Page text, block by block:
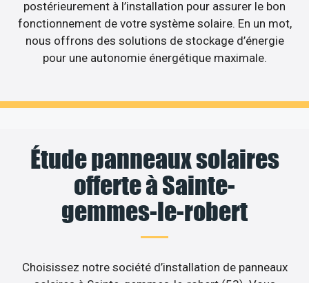
postérieurement à l’installation pour assurer le bon
fonctionnement de votre système solaire. En un mot,
nous offrons des solutions de stockage d’énergie
pour une autonomie énergétique maximale.
Étude panneaux solaires
offerte à Sainte-
gemmes-le-robert
Choisissez notre société d’installation de panneaux